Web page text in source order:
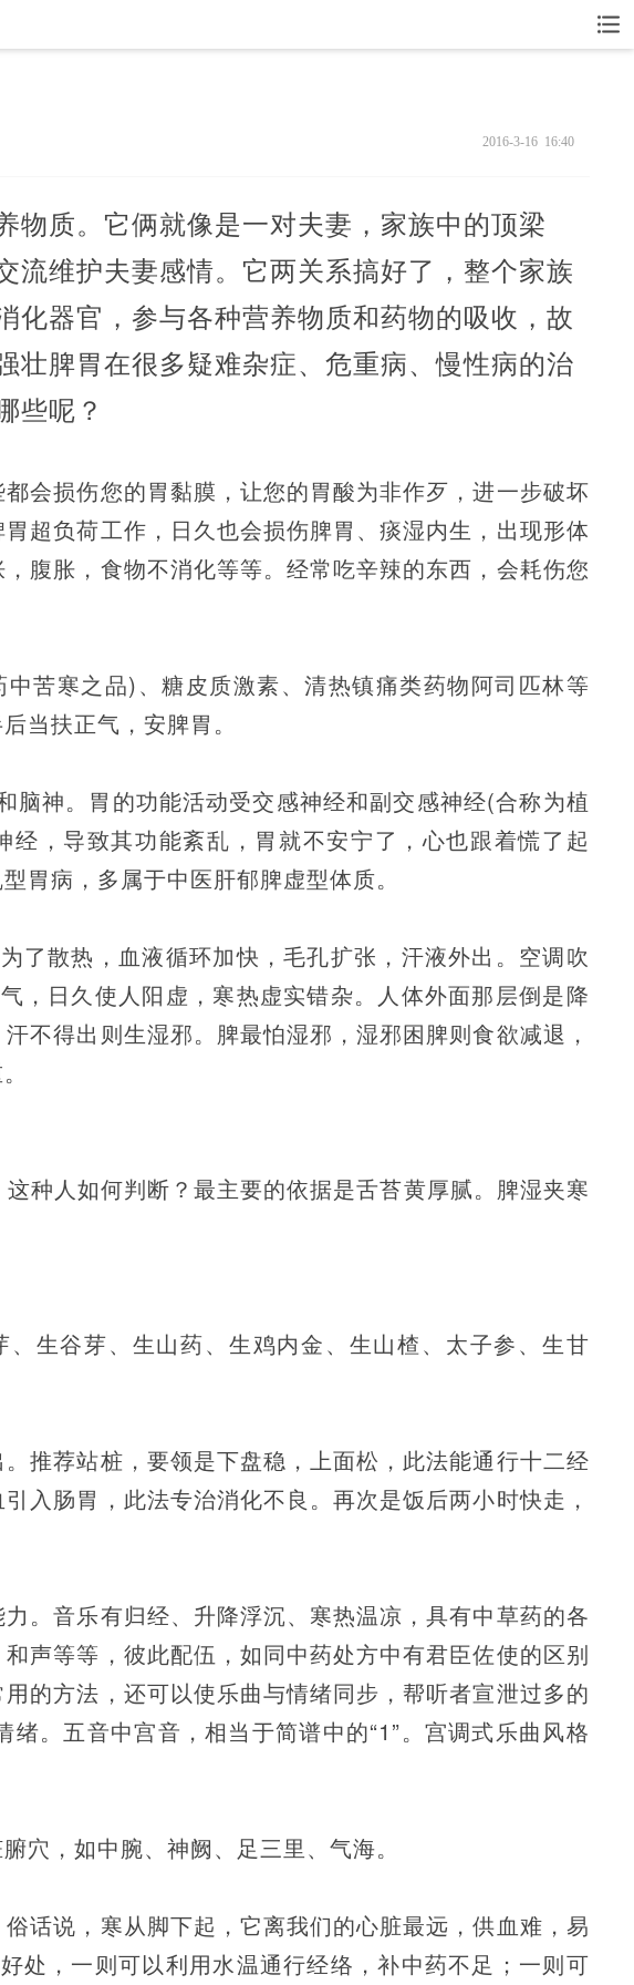
2016-3-16 16:40
物质。它俩就像是一对夫妻，家族中的顶梁
维护夫妻感情。它两关系搞好了，整个家族
器官，参与各种营养物质和药物的吸收，故
壮脾胃在很多疑难杂症、危重病、慢性病的治
些呢？
会损伤您的胃黏膜，让您的胃酸为非作歹，进一步破坏
超负荷工作，日久也会损伤脾胃、痰湿内生，出现形体
腹胀，食物不消化等等。经常吃辛辣的东西，会耗伤您
苦寒之品)、糖皮质激素、清热镇痛类药物阿司匹林等
当扶正气，安脾胃。
神。胃的功能活动受交感神经和副交感神经(合称为植
，导致其功能紊乱，胃就不安宁了，心也跟着慌了起
胃病，多属于中医肝郁脾虚型体质。
了散热，血液循环加快，毛孔扩张，汗液外出。空调吹
，日久使人阳虚，寒热虚实错杂。人体外面那层倒是降
不得出则生湿邪。脾最怕湿邪，湿邪困脾则食欲减退，
种人如何判断？最主要的依据是舌苔黄厚腻。脾湿夹寒
生谷芽、生山药、生鸡内金、生山楂、太子参、生甘
推荐站桩，要领是下盘稳，上面松，此法能通行十二经
入肠胃，此法专治消化不良。再次是饭后两小时快走，
。音乐有归经、升降浮沉、寒热温凉，具有中草药的各
声等等，彼此配伍，如同中药处方中有君臣佐使的区别
的方法，还可以使乐曲与情绪同步，帮听者宣泄过多的
。五音中宫音，相当于简谱中的“1”。宫调式乐曲风格
穴，如中腕、神阙、足三里、气海。
话说，寒从脚下起，它离我们的心脏最远，供血难，易
处，一则可以利用水温通行经络，补中药不足；一则可